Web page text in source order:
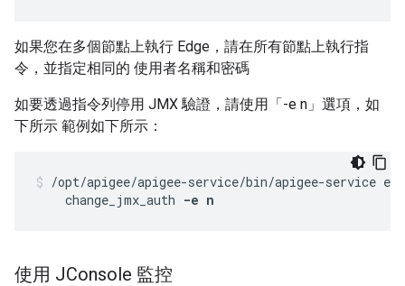
如果您在多個節點上執行 Edge，請在所有節點上執行指
令，並指定相同的 使用者名稱和密碼
如要透過指令列停用 JMX 驗證，請使用「-e n」選項，如
下所示 範例如下所示：
/opt/apigee/apigee-service/bin/apigee-service
    change_jmx_auth
-e n
使用 JConsole 監控